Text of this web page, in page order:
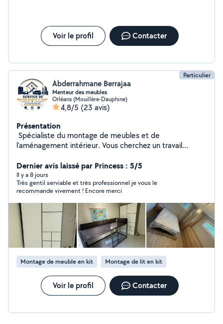
Voir le profil Contacter
Particulier
Abderrahmane Berrajaa
Menteur des meubles
Orléans (Mouillère-Dauphine)
4,8/5 (23 avis)
Présentation
️ Spécialiste du montage de meubles et de
l'aménagement intérieur. Vous cherchez un travail
mon matériel professionnel à votre service pour tous
vos projets : Montage & Démontage de meubles :
Armoires (portes coulissantes/battantes, montage à la
verticale/debout), dressings (type PAX), lits,
commodes, tables, meubles TV (IKEA, Conforama, BUT,
etc.). Pose de Cuisines : Montage des caissons,
ajustements, découpes et pose du plan de travail.
Fixations murales & Bricolage : Supports TV
(placo/béton), barres de rideaux, stores, étagères,
miroirs et luminaires. Mes engagements : Outillage pro
(niveau laser multipoints, visseuses adaptées, chevilles
haute sécurité). Montage soigné, ajustement des
portes et tiroirs au millimètre. Engagement Satisfait ou
Remboursé. Disponible rapidement, contactez-moi pour
Dernier avis laissé par Princess : 5/5
Il y a 8 jours
Très gentil serviable et très professionnel je vous le
recommande vivement ! Encore merci
Montage de meuble en kit Montage de lit en kit
Voir le profil Contacter